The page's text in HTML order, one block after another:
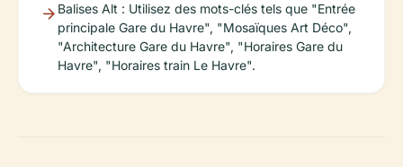
Balises Alt : Utilisez des mots-clés tels que "Entrée
principale Gare du Havre", "Mosaïques Art Déco",
"Architecture Gare du Havre", "Horaires Gare du
Havre", "Horaires train Le Havre".